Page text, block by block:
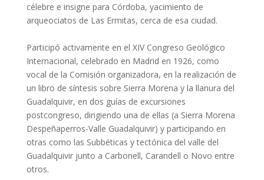
célebre e insigne para Córdoba, yacimiento de
arqueociatos de Las Ermitas, cerca de esa ciudad.
Participó activamente en el XIV Congreso Geológico
Internacional, celebrado en Madrid en 1926, como
vocal de la Comisión organizadora, en la realización de
un libro de síntesis sobre Sierra Morena y la llanura del
Guadalquivir, en dos guías de excursiones
postcongreso, dirigiendo una de ellas (a Sierra Morena
Despeñaperros-Valle Guadalquivir) y participando en
otras como las Subbéticas y tectónica del valle del
Guadalquivir junto a Carbonell, Carandell o Novo entre
otros.